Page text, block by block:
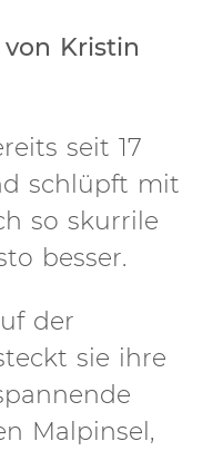
Kristin
seit 17
schlüpft mit
so skurrile
besser.
der
sie ihre
Malpinsel,